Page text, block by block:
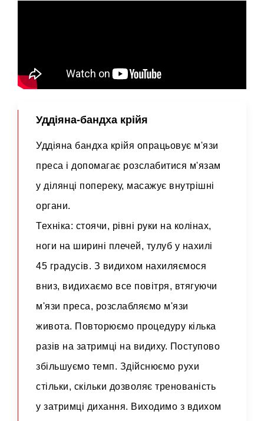
Уддіяна-бандха крійя
Уддіяна бандха крійя опрацьовує м'язи
преса і допомагає розслабитися м'язам
у ділянці попереку, масажує внутрішні
органи.
Техніка: стоячи, рівні руки на колінах,
ноги на ширині плечей, тулуб у нахилі
45 градусів. З видихом нахиляємося
вниз, видихаємо все повітря, втягуючи
м'язи преса, розслабляємо м'язи
живота. Повторюємо процедуру кілька
разів на затримці на видиху. Поступово
збільшуємо темп. Здійснюємо рухи
стільки, скільки дозволяє тренованість
у затримці дихання. Виходимо з вдихом